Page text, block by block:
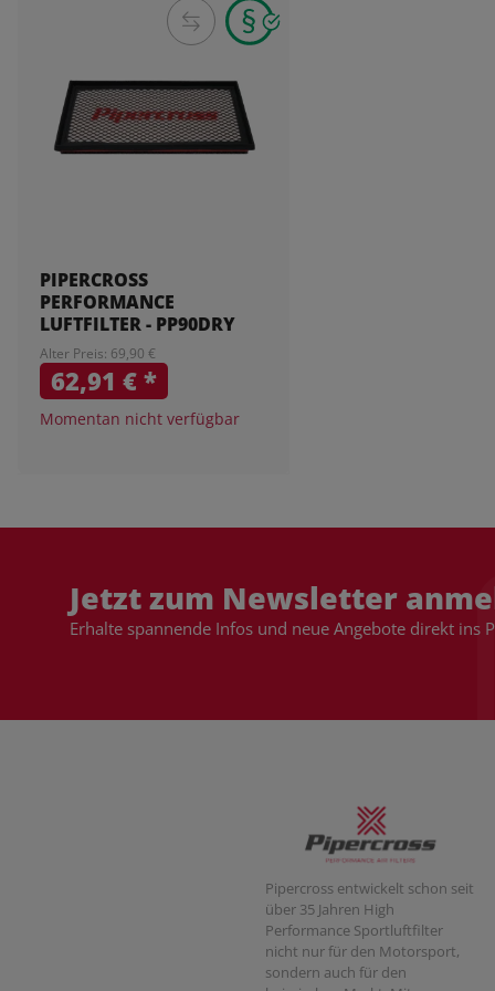
PIPERCROSS
PERFORMANCE
LUFTFILTER - PP90DRY
Alter Preis: 69,90 €
62,91 €*
Momentan nicht verfügbar
Jetzt zum Newsletter
Erhalte spannende Infos und neue Angebote direkt ins
Pipercross entwickelt schon seit
über 35 Jahren High
Performance Sportluftfilter
nicht nur für den Motorsport,
sondern auch für den